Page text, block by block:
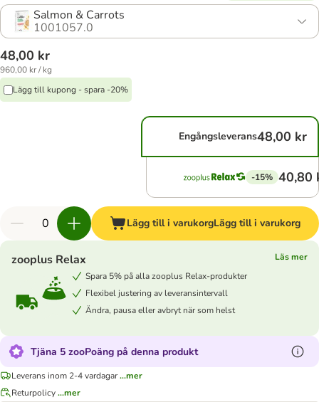
Salmon & Carrots
1001057.0
48,00 kr
960,00 kr / kg
Lägg till kupong - spara -20%
Engångsleverans48,00 kr
-15% 40,80
Lägg till i varukorgLägg till i varukorg
zooplus Relax
Läs mer
Spara 5% på alla zooplus Relax-produkter
Flexibel justering av leveransintervall
Ändra, pausa eller avbryt när som helst
Tjäna 5 zooPoäng på denna produkt
Leverans inom 2-4 vardagar...mer
Returpolicy...mer